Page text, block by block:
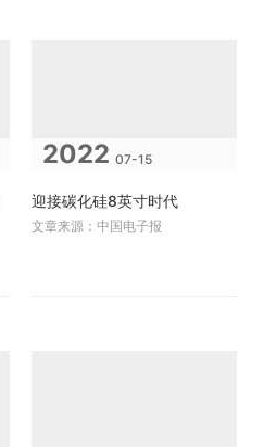
2022 07-15
迎接碳化硅8英寸时代
文章来源：中国电子报